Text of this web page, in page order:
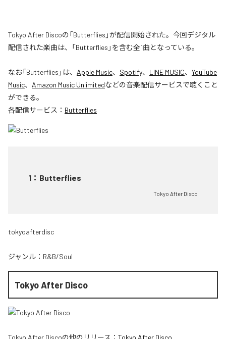
Tokyo After Discoの「Butterflies」が配信開始された。今回デジタル
配信された楽曲は、「Butterflies」を含む全1曲となっている。
なお「Butterflies 」は、 Apple Music、 Spotify、 LINE MUSIC、 YouTube
Music、 Amazon Music Unlimitedなどの音楽配信サービスで聴くこと
ができる。
各配信サービス： Butterflies
1 ： Butterflies
Tokyo After Disco
tokyoafterdisc
ジャンル： R&B/Soul
Tokyo After Disco
Tokyo After Discoの他のリリース： Tokyo After Disco